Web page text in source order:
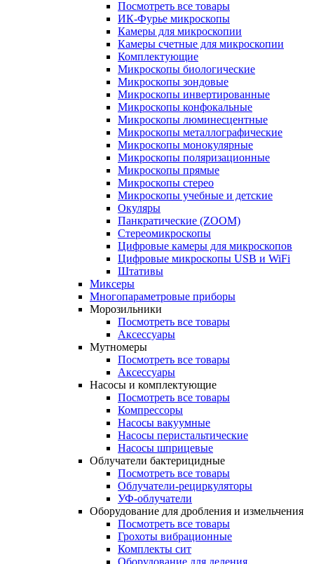
Посмотреть все товары
ИК-Фурье микроскопы
Камеры для микроскопии
Камеры счетные для микроскопии
Комплектующие
Микроскопы биологические
Микроскопы зондовые
Микроскопы инвертированные
Микроскопы конфокальные
Микроскопы люминесцентные
Микроскопы металлографические
Микроскопы монокулярные
Микроскопы поляризационные
Микроскопы прямые
Микроскопы стерео
Микроскопы учебные и детские
Окуляры
Панкратические (ZOOM)
Стереомикроскопы
Цифровые камеры для микроскопов
Цифровые микроскопы USB и WiFi
Штативы
Миксеры
Многопараметровые приборы
Морозильники
Посмотреть все товары
Аксессуары
Мутномеры
Посмотреть все товары
Аксессуары
Насосы и комплектующие
Посмотреть все товары
Компрессоры
Насосы вакуумные
Насосы перистальтические
Насосы шприцевые
Облучатели бактерицидные
Посмотреть все товары
Облучатели-рециркуляторы
УФ-облучатели
Оборудование для дробления и измельчения
Посмотреть все товары
Грохоты вибрационные
Комплекты сит
Оборудование для деления,